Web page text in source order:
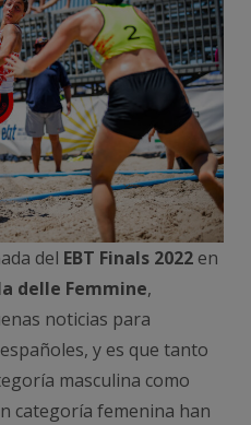
del EBT Finals 2022 en
delle Femmine,
noticias para
y es que tanto
masculina como
categoría femenina han